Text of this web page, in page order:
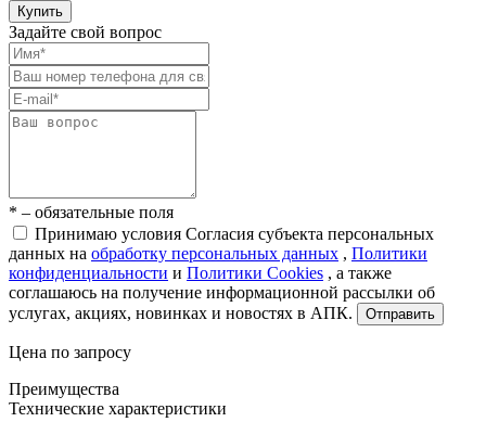
Купить
Задайте свой вопрос
* – обязательные поля
Принимаю условия Согласия субъекта персональных
данных на обработку персональных данных , Политики
конфиденциальности и Политики Cookies , а также
соглашаюсь на получение информационной рассылки об
услугах, акциях, новинках и новостях в АПК.
Отправить
Цена по запросу
Преимущества
Технические характеристики